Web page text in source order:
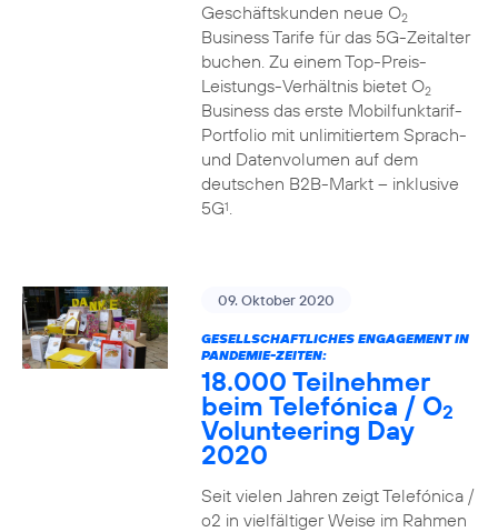
Geschäftskunden neue O2
Business Tarife für das 5G-Zeitalter
buchen. Zu einem Top-Preis-
Leistungs-Verhältnis bietet O2
Business das erste Mobilfunktarif-
Portfolio mit unlimitiertem Sprach-
und Datenvolumen auf dem
deutschen B2B-Markt – inklusive
5G1.
09. Oktober 2020
GESELLSCHAFTLICHES ENGAGEMENT IN
PANDEMIE-ZEITEN:
18.000 Teilnehmer
beim Telefónica / O2
Volunteering Day
2020
Seit vielen Jahren zeigt Telefónica /
o2 in vielfältiger Weise im Rahmen